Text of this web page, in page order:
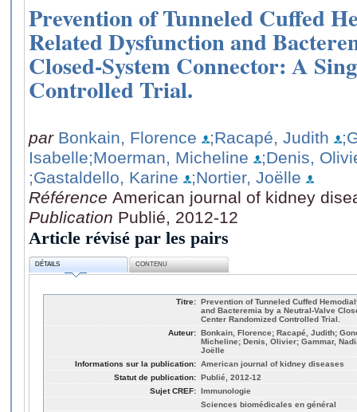
Prevention of Tunneled Cuffed
Related Dysfunction and
Closed-System Connector: A
Controlled Trial.
par Bonkain, Florence ;Racapé, Judith
Isabelle;Moerman, Micheline
;Denis,
;Gastaldello, Karine
;Nortier, Joëlle
Référence American journal of kidney
Publication Publié, 2012-12
Article révisé par les pairs
DÉTAILS CONTENU
Titre: Prevention of Tunneled Cuffed
and Bacteremia by a Neutral-Valve
Center Randomized Controlled Trial.
Auteur: Bonkain, Florence; Racapé, Judith;
Micheline; Denis, Olivier; Gammar,
Joëlle
Informations sur la publication: American journal of kidney diseases
Statut de publication: Publié, 2012-12
Sujet CREF: Immunologie
Sciences biomédicales en général